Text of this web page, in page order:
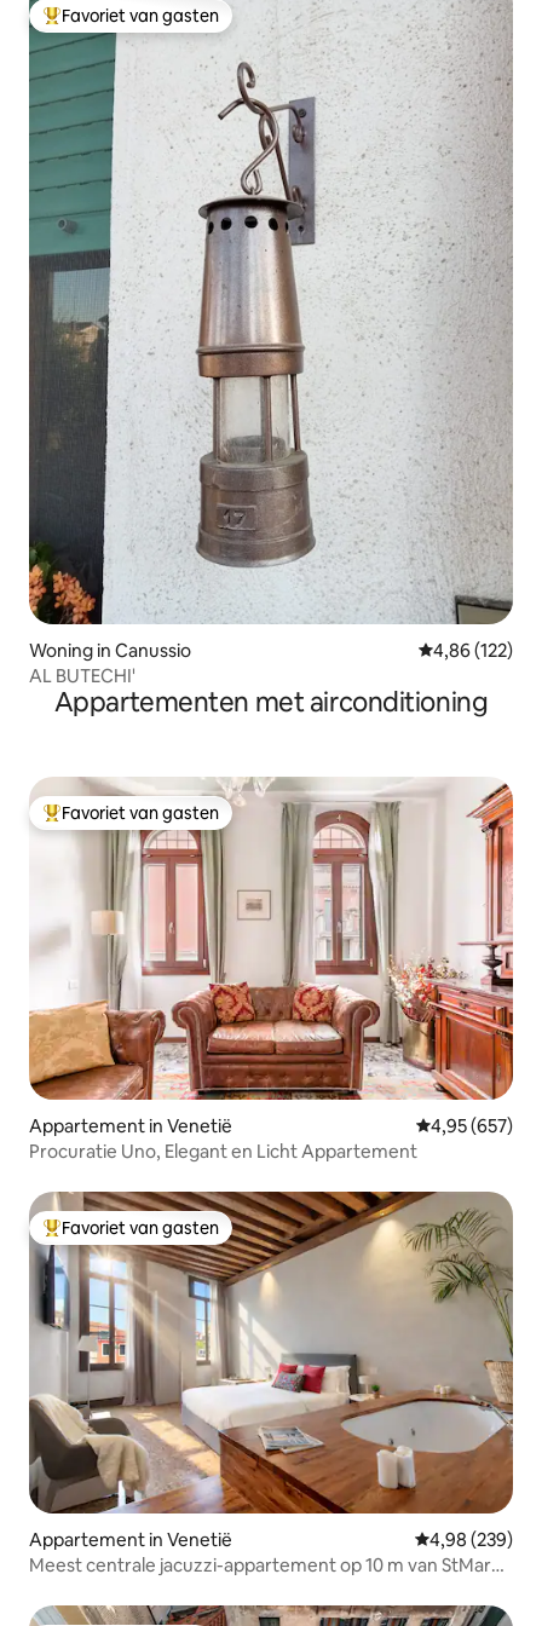
Topfavoriet van gasten
Favoriet van gasten
Woning in Canussio Gemiddelde
4,86 (122)
AL BUTECHI'
Appartementen met airconditioning
Topfavoriet van gasten
Favoriet van gasten
Appartement in Venetië Gemiddelde
4,95 (657)
Procuratie Uno, Elegant en Licht Appartement
Topfavoriet van gasten
Favoriet van gasten
Appartement in Venetië Gemiddelde
4,98 (239)
Meest centrale jacuzzi-appartement op 10 m van StMark